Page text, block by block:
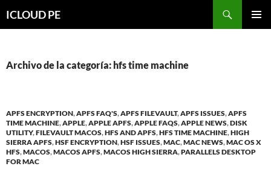
hacia
ICLOUD PE
Archivo de la categoría: hfs time machine
APFS ENCRYPTION,APFS FAQ'S,APFS FILEVAULT,APFS ISSUES,APFS
TIME MACHINE,APPLE,APPLE APFS,APPLE FAQS,APPLE NEWS,DISK
UTILITY,FILEVAULT MACOS,HFS AND APFS,HFS TIME MACHINE,HIGH
SIERRA APFS,HSF ENCRYPTION,HSF ISSUES,MAC,MAC NEWS,MAC OS X
HFS,MACOS,MACOS APFS,MACOS HIGH SIERRA,PARALLELS DESKTOP
FOR MAC